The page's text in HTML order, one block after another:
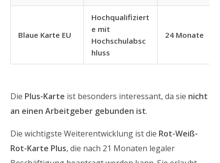
Blaue Karte EU
Hochqualifiziert
e mit
Hochschulabsc
hluss
24 Monate
Die Plus-Karte ist besonders interessant, da sie nicht
an einen Arbeitgeber gebunden ist.
Die wichtigste Weiterentwicklung ist die Rot-Weiß-
Rot-Karte Plus, die nach 21 Monaten legaler